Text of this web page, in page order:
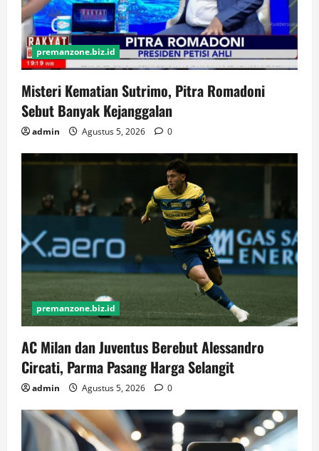
premanzone.biz.id
Misteri Kematian Sutrimo, Pitra Romadoni
Sebut Banyak Kejanggalan
admin Agustus 5, 2026 0
premanzone.biz.id
AC Milan dan Juventus Berebut Alessandro
Circati, Parma Pasang Harga Selangit
admin Agustus 5, 2026 0